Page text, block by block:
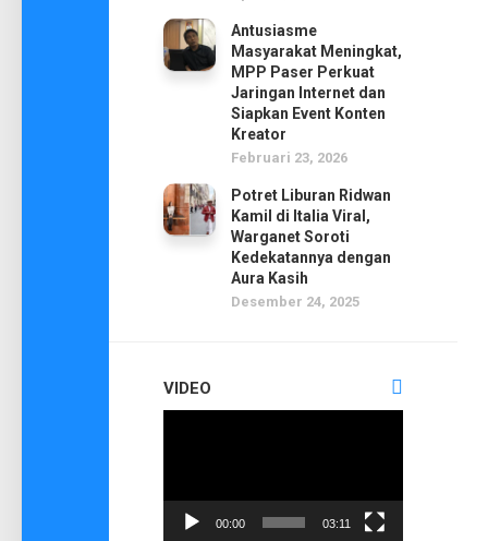
Antusiasme
Masyarakat Meningkat,
MPP Paser Perkuat
Jaringan Internet dan
Siapkan Event Konten
Kreator
Februari 23, 2026
Potret Liburan Ridwan
Kamil di Italia Viral,
Warganet Soroti
Kedekatannya dengan
Aura Kasih
Desember 24, 2025
VIDEO
00:00 03:11